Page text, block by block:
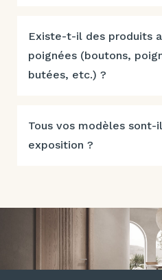
Existe-t-il des produits
poignées (boutons,
butées, etc.) ?
Tous vos modèles sont-
exposition ?